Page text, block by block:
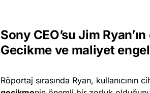
Sony CEO’su Jim
Gecikme ve maliyet
Röportaj sırasında Ryan, kullanıcının